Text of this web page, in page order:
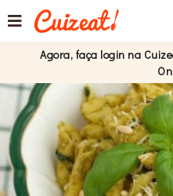
Agora, faça login na